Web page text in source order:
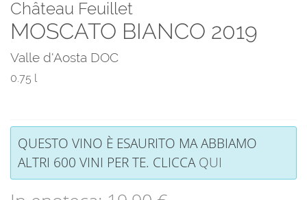
Château Feuillet
MOSCATO BIANCO 2019
Valle d'Aosta DOC
0.75 l
QUESTO VINO È ESAURITO MA ABBIAMO
ALTRI 600 VINI PER TE. CLICCAQUI